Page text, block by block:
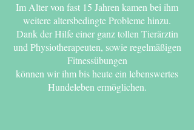
Im Alter von fast 15 Jahren kamen bei ihm
weitere altersbedingte Probleme hinzu.
Dank der Hilfe einer ganz tollen Tierärztin
und Physiotherapeuten, sowie regelmäßigen
Fitnessübungen
können wir ihm bis heute ein lebenswertes
Hundeleben ermöglichen.